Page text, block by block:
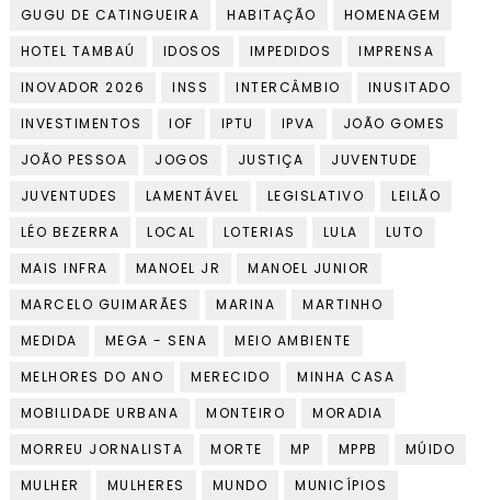
GUGU DE CATINGUEIRA
HABITAÇÃO
HOMENAGEM
HOTEL TAMBAÚ
IDOSOS IMPEDIDOS
IMPRENSA
INOVADOR 2026
INSS INTERCÂMBIO
INUSITADO
INVESTIMENTOS
IOF IPTU IPVA
JOÃO GOMES
JOÃO PESSOA
JOGOS JUSTIÇA
JUVENTUDE
JUVENTUDES
LAMENTÁVEL LEGISLATIVO
LEILÃO
LÉO BEZERRA
LOCAL LOTERIAS LULA
LUTO
MAIS INFRA
MANOEL JR
MANOEL JUNIOR
MARCELO GUIMARÃES
MARINA
MARTINHO
MEDIDA
MEGA - SENA
MEIO AMBIENTE
MELHORES DO ANO
MERECIDO
MINHA CASA
MOBILIDADE URBANA
MONTEIRO
MORADIA
MORREU JORNALISTA
MORTE MP MPPB
MÚIDO
MULHER
MULHERES MUNDO
MUNICÍPIOS